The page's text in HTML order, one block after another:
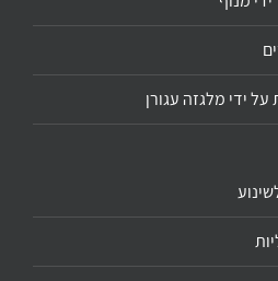
ידי מלגזה עגורן